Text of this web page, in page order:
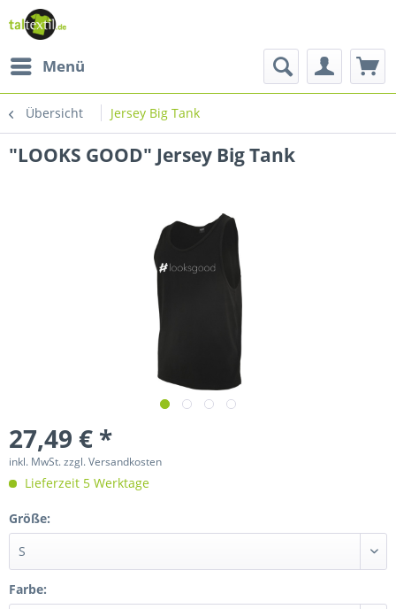
Menü
Übersicht Jersey Big Tank
"LOOKS GOOD" Jersey Big Tank
27,49 € *
inkl. MwSt.zzgl. Versandkosten
Lieferzeit 5 Werktage
Größe:
Farbe: